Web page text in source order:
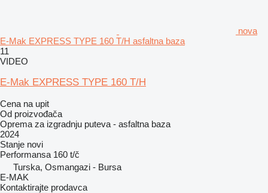
nova
E-Mak EXPRESS TYPE 160 T/H asfaltna baza
11
VIDEO
E-Mak EXPRESS TYPE 160 T/H
Cena na upit
Od proizvođača
Oprema za izgradnju puteva - asfaltna baza
2024
Stanje novi
Performansa 160 t/č
Turska, Osmangazi - Bursa
E-MAK
Kontaktirajte prodavca